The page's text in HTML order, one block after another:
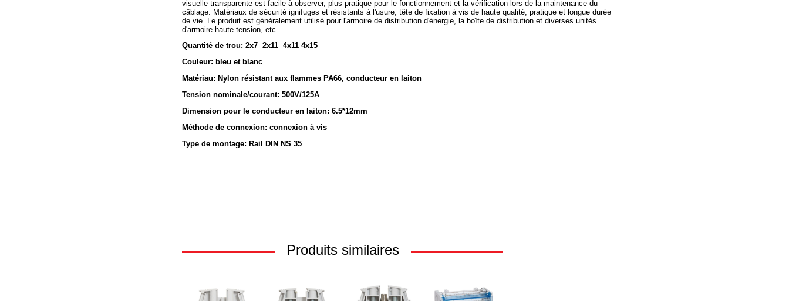
visuelle transparente est facile à observer, plus pratique pour le fonctionnement et la vérification lors de la maintenance du
câblage. Matériaux de sécurité ignifuges et résistants à l'usure, tête de fixation à vis de haute qualité, pratique et longue durée
de vie. Le produit est généralement utilisé pour l'armoire de distribution d'énergie, la boîte de distribution et diverses unités
d'armoire haute tension, etc.
Quantité de trou: 2x7 2x11 4x11 4x15
Couleur: bleu et blanc
Matériau: Nylon résistant aux flammes PA66, conducteur en laiton
Tension nominale/courant: 500V/125A
Dimension pour le conducteur en laiton: 6.5*12mm
Méthode de connexion: connexion à vis
Type de montage: Rail DIN NS 35
Produits similaires